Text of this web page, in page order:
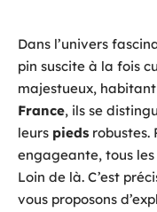
Dans l’univers
pin suscite à la fois
majestueux,
France, ils se
leurs pieds
engageante, tous les
Loin de là. C’est
vous proposons